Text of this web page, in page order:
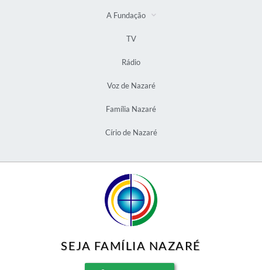
A Fundação
TV
Rádio
Voz de Nazaré
Família Nazaré
Círio de Nazaré
SEJA FAMÍLIA NAZARÉ